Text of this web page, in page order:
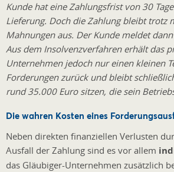
Kunde hat eine Zahlungsfrist von 30
Lieferung. Doch die Zahlung bleibt trotz
Mahnungen aus. Der Kunde meldet
Aus dem Insolvenzverfahren erhält das
Unternehmen jedoch nur einen kleinen
Forderungen zurück und bleibt
rund 35.000 Euro sitzen, die sein
Die wahren Kosten eines
Neben direkten finanziellen Verlusten
Ausfall der Zahlung sind es vor allem
das Gläubiger-Unternehmen zusätzlich